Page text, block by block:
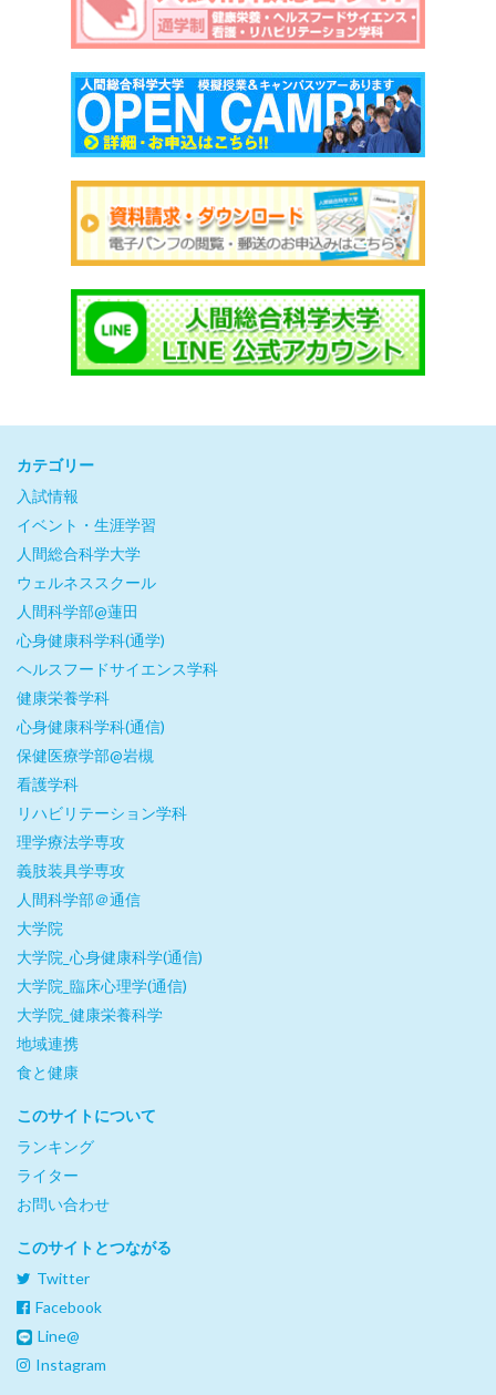
カテゴリー
入試情報
イベント・生涯学習
人間総合科学大学
ウェルネススクール
人間科学部@蓮田
心身健康科学科(通学)
ヘルスフードサイエンス学科
健康栄養学科
心身健康科学科(通信)
保健医療学部@岩槻
看護学科
リハビリテーション学科
理学療法学専攻
義肢装具学専攻
人間科学部＠通信
大学院
大学院_心身健康科学(通信)
大学院_臨床心理学(通信)
大学院_健康栄養科学
地域連携
食と健康
このサイトについて
ランキング
ライター
お問い合わせ
このサイトとつながる
Twitter
Facebook
Line@
Instagram